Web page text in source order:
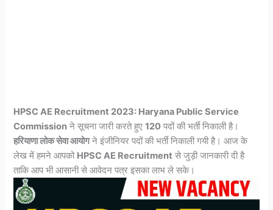
HPSC AE Recruitment 2023: Haryana Public Service
Commission ने सूचना जारी करते हुए120 पदों की भर्ती निकाली है।
हरियाणा लोक सेवा आयोगने इंजीनियर पदों की भर्ती निकाली गयी है। आज के
लेख में हमने आपको HPSC AE Recruitment से जुड़ी जानकारी दी है
ताकि आप भी आसानी से आवेदन पत्र इसका लाभ ले सके।